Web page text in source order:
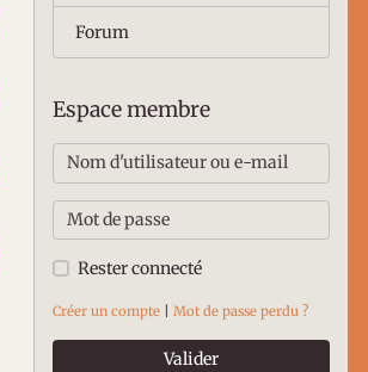
Forum
Espace membre
Rester connecté
Créer un compte |Mot de passe perdu ?
Valider